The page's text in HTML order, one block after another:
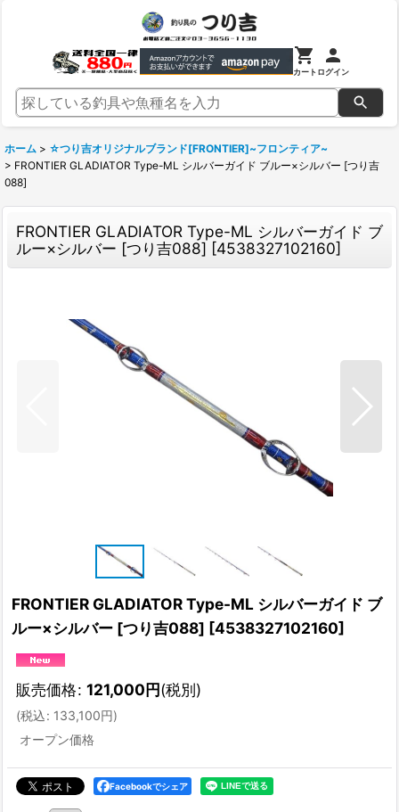
カートログイン
ホーム > ☆つり吉オリジナルブランド[FRONTIER]~フロンティア~
> FRONTIER GLADIATOR Type-ML シルバーガイド ブルー×シルバー [つり吉
088]
FRONTIER GLADIATOR Type-ML シルバーガイド ブ
ルー×シルバー [つり吉088] [4538327102160]
FRONTIER GLADIATOR Type-ML シルバーガイド ブ
ルー×シルバー [つり吉088] [4538327102160]
販売価格: 121,000円(税別)
(税込: 133,100円)
オープン価格
Facebookでシェア